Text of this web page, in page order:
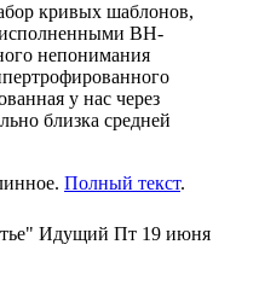
кривых шаблонов,
исполненными ВН-
непонимания
у нас через
близка средней
Полный текст.
Идущий Пт 19 июня